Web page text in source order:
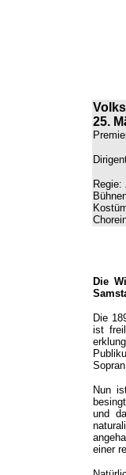
25.
Regie:
Die
Die
ist
Nun
und
einer